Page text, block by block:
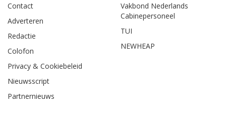
Contact
Adverteren
Redactie
Colofon
Privacy & Cookiebeleid
Nieuwsscript
Partnernieuws
Vakbond Nederlands
Cabinepersoneel
TUI
NEWHEAP